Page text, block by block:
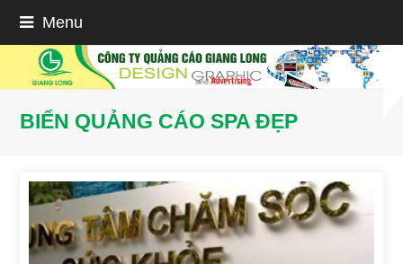
Menu
BIỂN QUẢNG CÁO SPA ĐẸP